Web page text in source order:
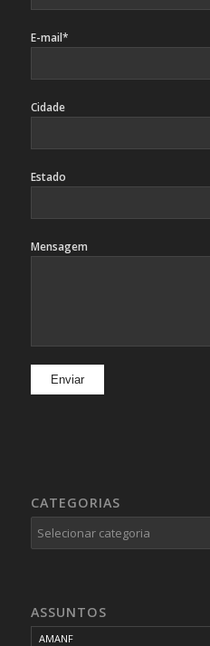
E-mail*
Cidade
Estado
Mensagem
CATEGORIAS
Categorias
ASSUNTOS
AMANF